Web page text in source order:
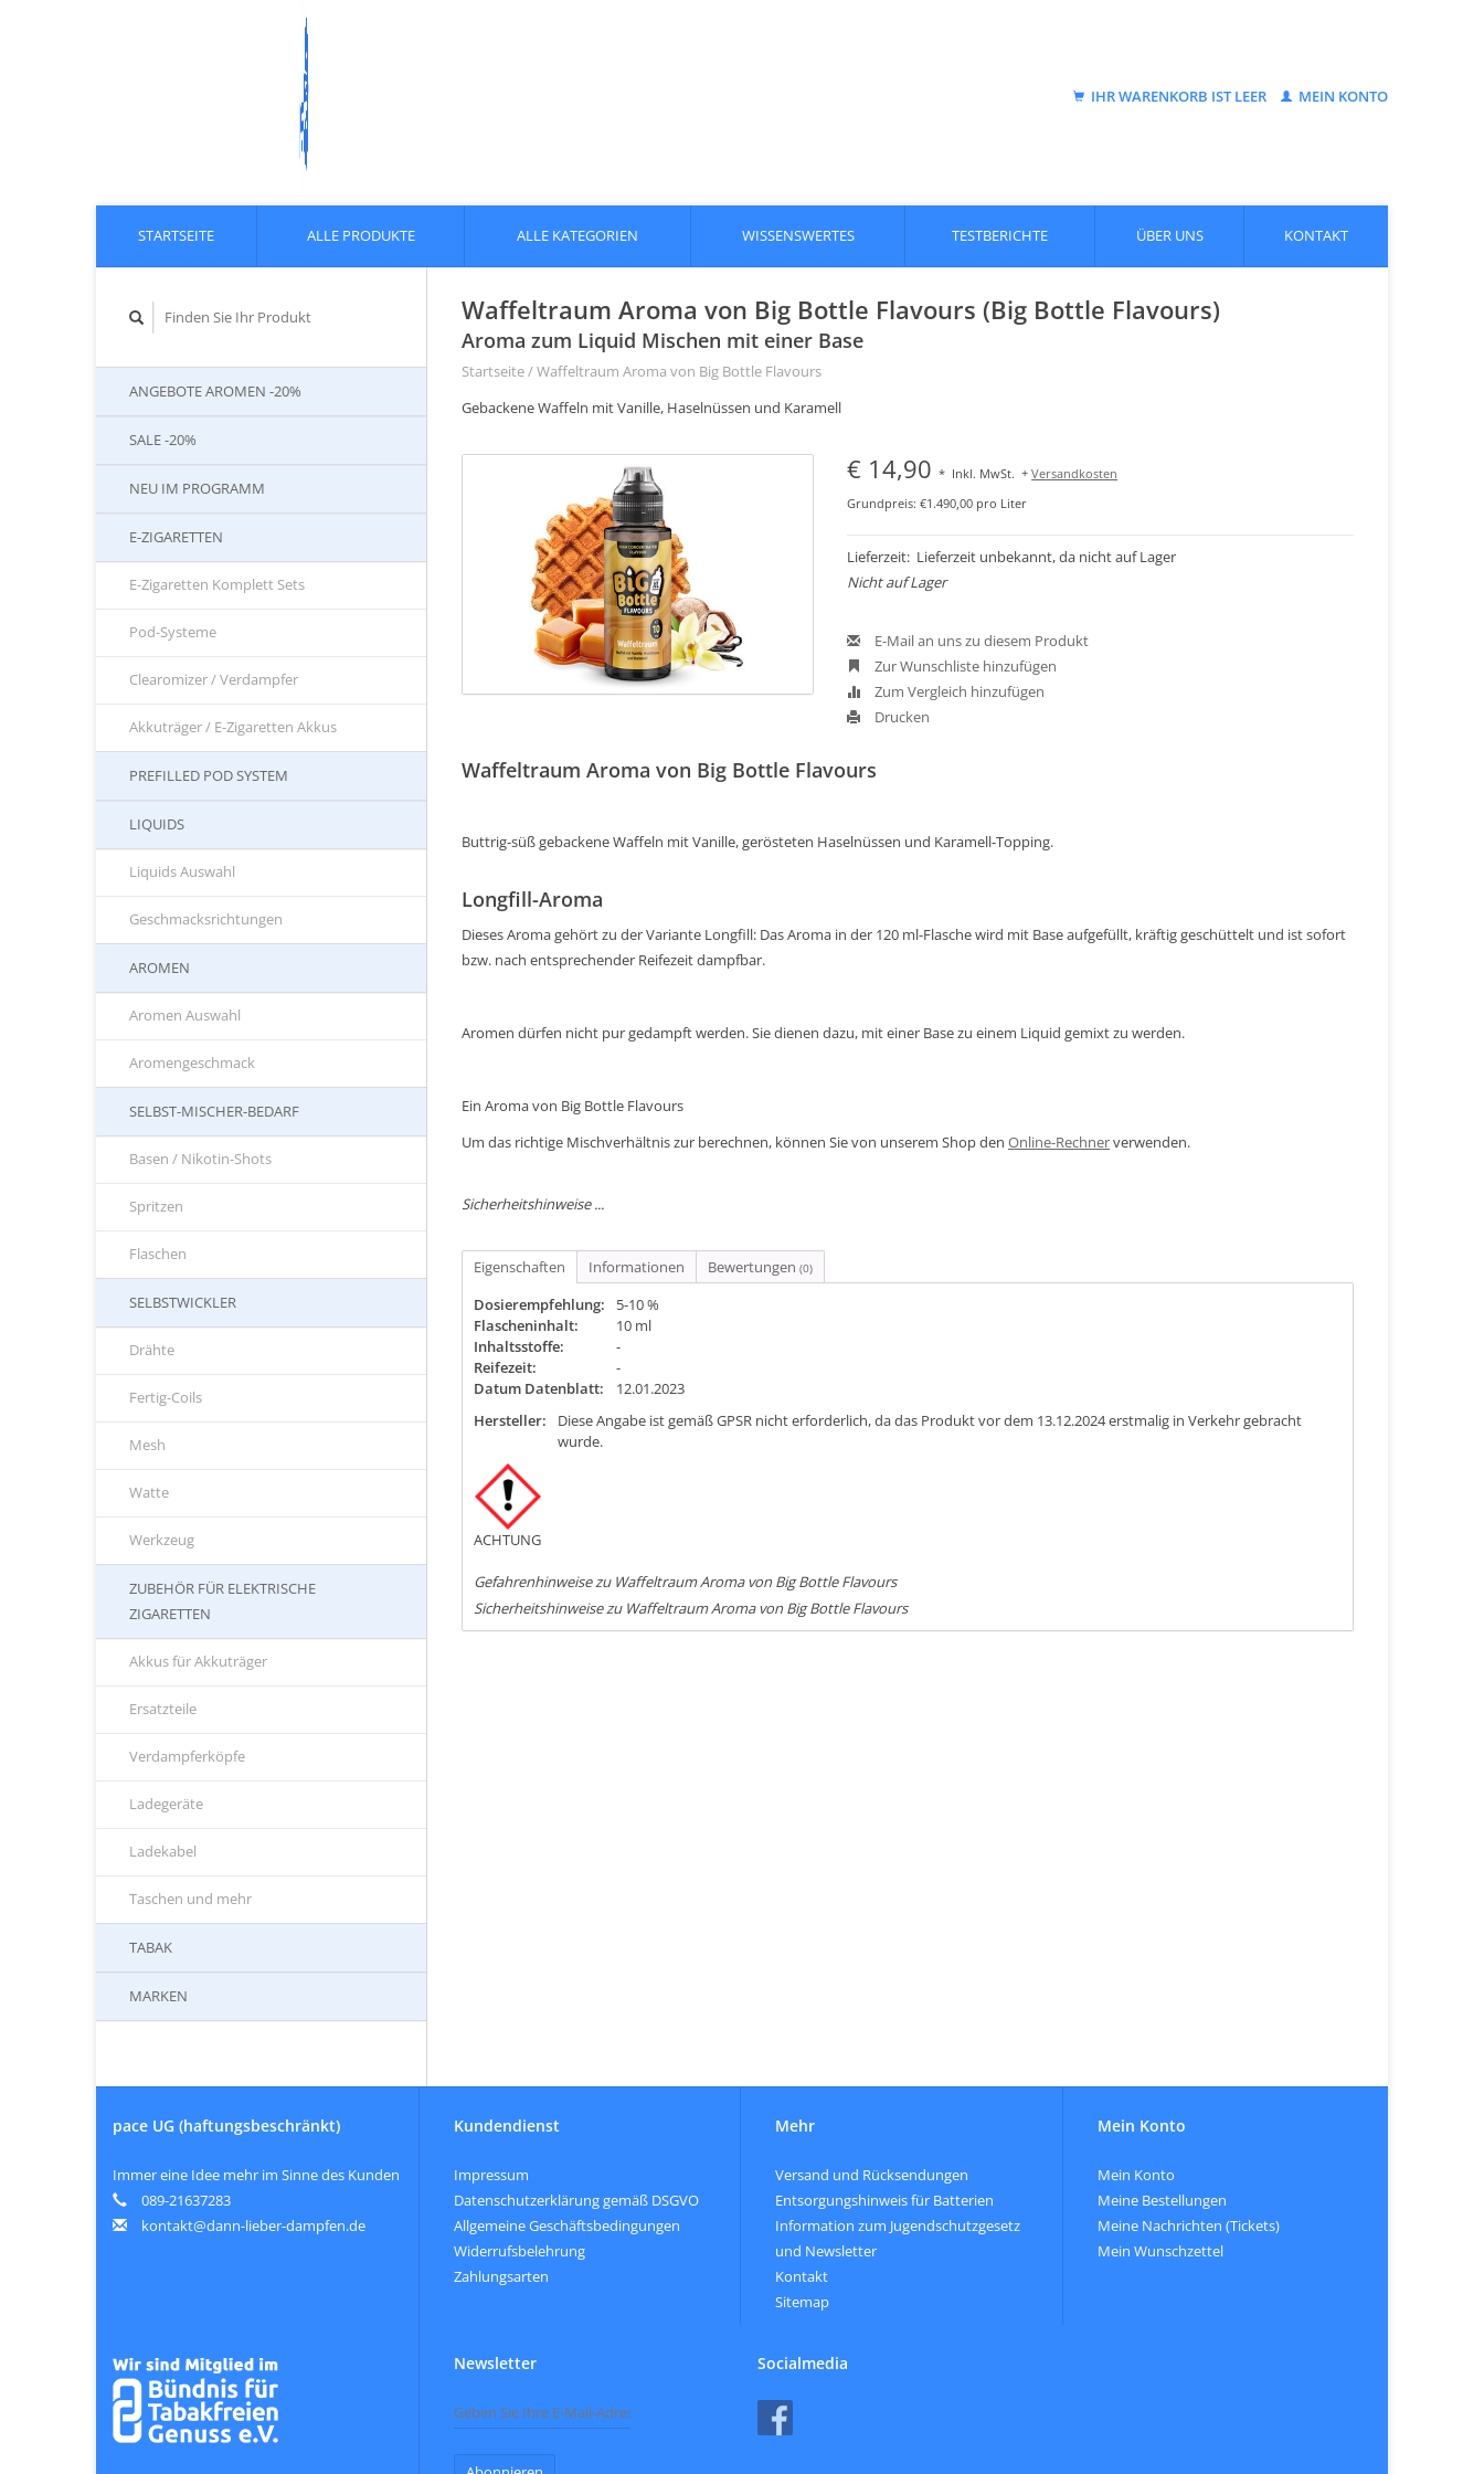
IHR WARENKORB IST LEER MEIN KONTO
STARTSEITE ALLE PRODUKTE ALLE KATEGORIEN WISSENSWERTES TESTBERICHTE ÜBER UNS KONTAKT
ANGEBOTE AROMEN -20%
SALE -20%
NEU IM PROGRAMM
E-ZIGARETTEN
E-Zigaretten Komplett Sets
Pod-Systeme
Clearomizer / Verdampfer
Akkuträger / E-Zigaretten Akkus
PREFILLED POD SYSTEM
LIQUIDS
Liquids Auswahl
Geschmacksrichtungen
AROMEN
Aromen Auswahl
Aromengeschmack
SELBST-MISCHER-BEDARF
Basen / Nikotin-Shots
Spritzen
Flaschen
SELBSTWICKLER
Drähte
Fertig-Coils
Mesh
Watte
Werkzeug
ZUBEHÖR FÜR ELEKTRISCHE
ZIGARETTEN
Akkus für Akkuträger
Ersatzteile
Verdampferköpfe
Ladegeräte
Ladekabel
Taschen und mehr
TABAK
MARKEN
Waffeltraum Aroma von Big Bottle Flavours (Big Bottle Flavours)
Aroma zum Liquid Mischen mit einer Base
Startseite/Waffeltraum Aroma von Big Bottle Flavours
Gebackene Waffeln mit Vanille, Haselnüssen und Karamell
€ 14,90* Inkl. MwSt. +Versandkosten
Grundpreis: €1.490,00 pro Liter
Lieferzeit: Lieferzeit unbekannt, da nicht auf Lager
Nicht auf Lager
E-Mail an uns zu diesem Produkt
Zur Wunschliste hinzufügen
Zum Vergleich hinzufügen
Drucken
Waffeltraum Aroma von Big Bottle Flavours
Buttrig-süß gebackene Waffeln mit Vanille, gerösteten Haselnüssen und Karamell-Topping.
Longfill-Aroma
Dieses Aroma gehört zu der Variante Longfill: Das Aroma in der 120 ml-Flasche wird mit Base aufgefüllt, kräftig geschüttelt und ist sofort
bzw. nach entsprechender Reifezeit dampfbar.
Aromen dürfen nicht pur gedampft werden. Sie dienen dazu, mit einer Base zu einem Liquid gemixt zu werden.
Ein Aroma von Big Bottle Flavours
Um das richtige Mischverhältnis zur berechnen, können Sie von unserem Shop den Online-Rechnerverwenden.
Sicherheitshinweise ...
Eigenschaften Informationen Bewertungen (0)
Dosierempfehlung:
5-10 %
Flascheninhalt:
10 ml
Inhaltsstoffe:
-
Reifezeit:
-
Datum Datenblatt:
12.01.2023
Hersteller:
Diese Angabe ist gemäß GPSR nicht erforderlich, da das Produkt vor dem 13.12.2024 erstmalig in Verkehr gebracht
wurde.
ACHTUNG
Gefahrenhinweise zu Waffeltraum Aroma von Big Bottle Flavours
Sicherheitshinweise zu Waffeltraum Aroma von Big Bottle Flavours
pace UG (haftungsbeschränkt)
Immer eine Idee mehr im Sinne des Kunden
089-21637283
kontakt@dann-lieber-dampfen.de
Kundendienst
Impressum
Datenschutzerklärung gemäß DSGVO
Allgemeine Geschäftsbedingungen
Widerrufsbelehrung
Zahlungsarten
Mehr
Versand und Rücksendungen
Entsorgungshinweis für Batterien
Information zum Jugendschutzgesetz
und Newsletter
Kontakt
Sitemap
Mein Konto
Mein Konto
Meine Bestellungen
Meine Nachrichten (Tickets)
Mein Wunschzettel
Newsletter Socialmedia